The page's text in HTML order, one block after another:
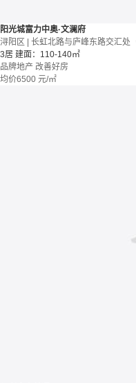
阳光城富力中奥·文澜府
浔阳区 | 长虹北路与庐峰东路交汇处
3居 建面：110-140㎡
品牌地产 改善好房
均价6500 元/㎡